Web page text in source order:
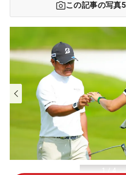
この記事の写真5
/ 4